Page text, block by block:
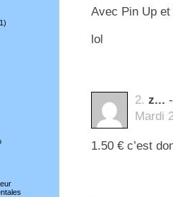
Avec Pin Up
lol
2. z... -
Mardi
1.50 € c’est